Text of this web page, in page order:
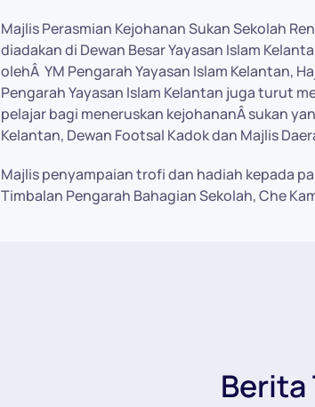
Majlis Perasmian Kejohanan Sukan Sekolah
diadakan di Dewan Besar Yayasan Islam
olehÂ YM Pengarah Yayasan Islam Kelantan,
Pengarah Yayasan Islam Kelantan juga turut
pelajar bagi meneruskan kejohananÂ sukan
Kelantan, Dewan Footsal Kadok dan Majlis
Majlis penyampaian trofi dan hadiah kepada
Timbalan Pengarah Bahagian Sekolah, Che
Berita